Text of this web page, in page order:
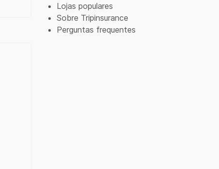
Lojas populares
Sobre Tripinsurance
Perguntas frequentes